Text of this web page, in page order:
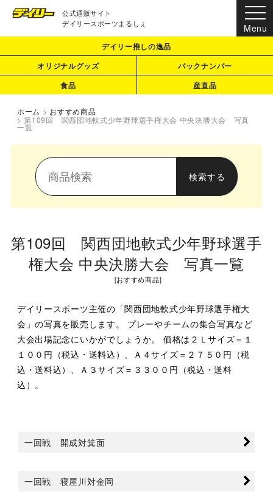
公式通販サイト
デイリースポーツまるしぇ
デイリー推しの逸品
オリジナルグッズ
バックナンバー
食品
産直品
ホーム > おすすめ商品
> 第109回 関西団地軟式少年野球選手権大会 中央決勝大会 写真
一覧
第109回 関西団地軟式少年野球選手
権大会 中央決勝大会 写真一覧
[おすすめ商品]
デイリースポーツ主催の「関西団地軟式少年野球選手権大
会」の写真を販売します。 プレーやチームの集合写真など
大会出場記念にいかがでしょうか。 価格は２Ｌサイズ＝１
１００円（税込・送料込）、Ａ４サイズ＝２７５０円（税
込・送料込）、Ａ３サイズ＝３３００円（税込・送料
込）。
一回戦 開成対箕面
一回戦 寝屋川対金岡